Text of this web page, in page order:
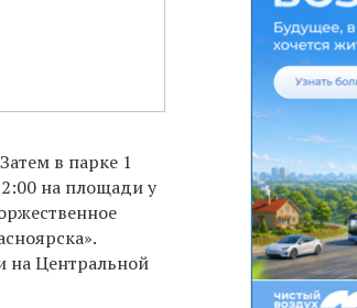
в парке 1
на площади у
на Центральной